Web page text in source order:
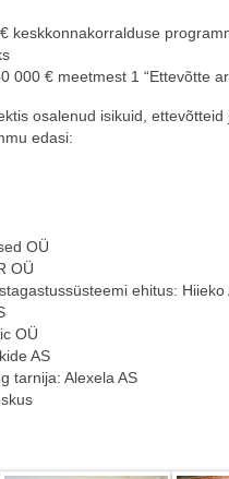
keskkonnakorralduse
000 € meetmest 1 “Ettevõtte
osalenud isikuid,
edasi:
OÜ
OÜ
ehitus: Hiieko
OÜ
AS
tarnija: Alexela AS